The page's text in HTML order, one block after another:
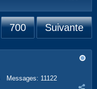
700 Suivante
Messages: 11122